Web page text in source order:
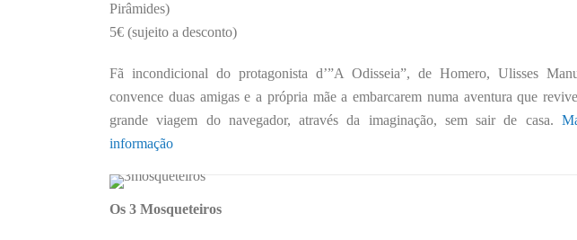
Pirâmides)
5€ (sujeito a desconto)
Fã incondicional do protagonista d’”A Odisseia”, de Homero, Ulisses
convence duas amigas e a própria mãe a embarcarem numa aventura que
grande viagem do navegador, através da imaginação, sem sair de casa.
informação
Os 3 Mosqueteiros